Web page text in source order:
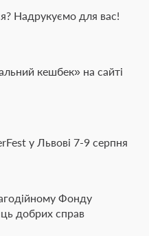
Надрукуємо для вас!
кешбек» на сайті
у Львові 7-9 серпня
Фонду
добрих справ